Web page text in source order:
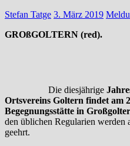
Stefan Tatge 3. März 2019
GROßGOLTERN (red).
Die diesjährige
Ortsvereins Goltern findet am
Begegnungsstätte in
den üblichen Regularien
geehrt.